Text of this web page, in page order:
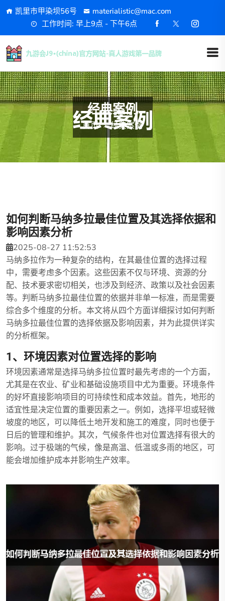
凯里市甲染坝56号
materialistic@mac.com
工作时间: 早上9点 - 下午6点
经典案例
首页 经典案例
如何判断马纳多拉最佳位置及其选择依据和
影响因素分析
2025-08-27 11:52:53
马纳多拉作为一种复杂的结构，在其最佳位置的选择过程
中，需要考虑多个因素。这些因素不仅与环境、资源的分
配、技术要求密切相关，也涉及到经济、政策以及社会因素
等。判断马纳多拉最佳位置的依据并非单一标准，而是需要
综合多个维度的分析。本文将从四个方面详细探讨如何判断
马纳多拉最佳位置的选择依据及影响因素，并为此提供详实
的分析框架。
1、环境因素对位置选择的影响
环境因素通常是选择马纳多拉位置时最先考虑的一个方面，
尤其是在农业、矿业和基础设施项目中尤为重要。环境条件
的好坏直接影响项目的可持续性和成本效益。首先，地形的
适宜性是决定位置的重要因素之一。例如，选择平坦或轻微
坡度的地区，可以降低土地开发和施工的难度，同时也便于
日后的管理和维护。其次，气候条件也对位置选择有很大的
影响。过于极端的气候，像是高温、低温或多雨的地区，可
能会增加维护成本并影响生产效率。